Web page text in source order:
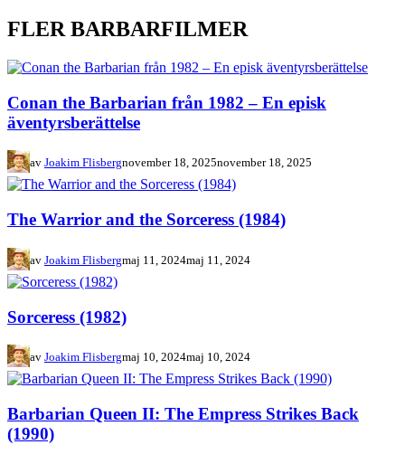
FLER BARBARFILMER
Conan the Barbarian från 1982 – En episk
äventyrsberättelse
av Joakim Flisbergnovember 18, 2025november 18, 2025
The Warrior and the Sorceress (1984)
av Joakim Flisbergmaj 11, 2024maj 11, 2024
Sorceress (1982)
av Joakim Flisbergmaj 10, 2024maj 10, 2024
Barbarian Queen II: The Empress Strikes Back
(1990)